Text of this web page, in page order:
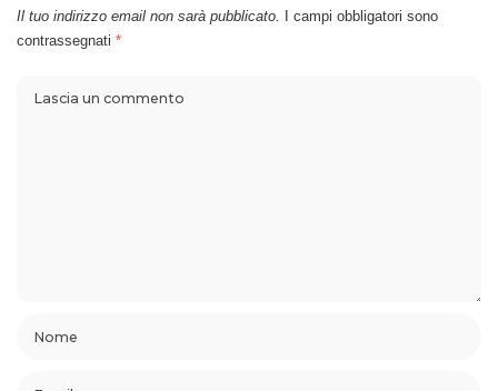
Il tuo indirizzo email non sarà pubblicato.
I campi obbligatori sono
contrassegnati *